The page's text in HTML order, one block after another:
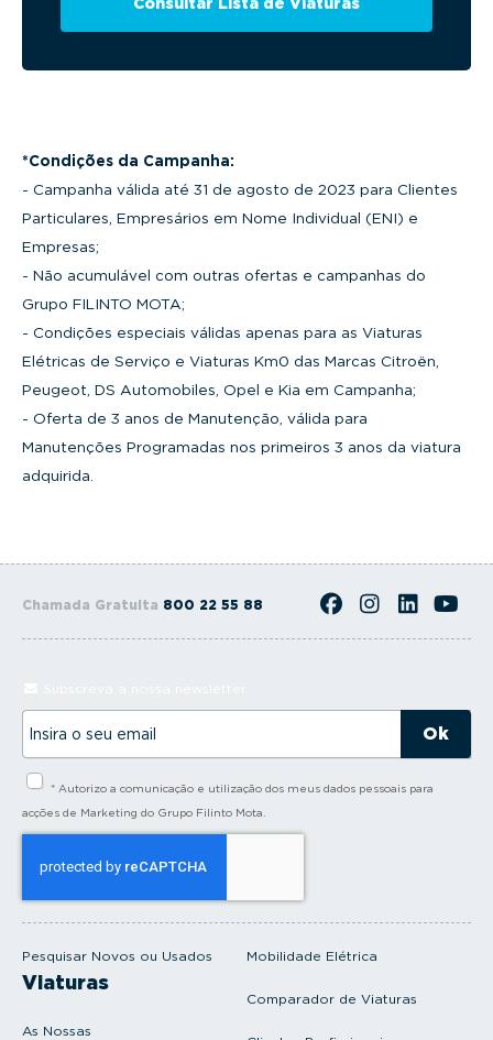
*Condições da Campanha:
- Campanha válida até 31 de agosto de 2023 para Clientes
Particulares, Empresários em Nome Individual (ENI) e
Empresas;
- Não acumulável com outras ofertas e campanhas do
Grupo FILINTO MOTA;
- Condições especiais válidas apenas para as Viaturas
Elétricas de Serviço e Viaturas Km0 das Marcas Citroën,
Peugeot, DS Automobiles, Opel e Kia em Campanha;
- Oferta de 3 anos de Manutenção, válida para
Manutenções Programadas nos primeiros 3 anos da viatura
adquirida.
Chamada Gratuita 800 22 55 88
Pesquisar Novos ou Usados
Viaturas
As Nossas
Mobilidade Elétrica
Comparador de Viaturas
s
* Autorizo a comunicação e utilização dos meus dados pessoais para
acções de Marketing do Grupo Filinto Mota.